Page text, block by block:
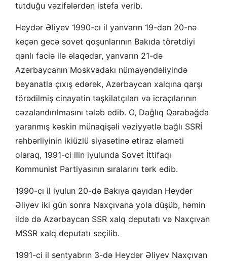
tutduğu vəzifələrdən istefa verib.
Heydər Əliyev 1990-cı il yanvarın 19-dan 20-nə
keçən gecə sovet qoşunlarının Bakıda törətdiyi
qanlı faciə ilə əlaqədar, yanvarın 21-də
Azərbaycanın Moskvadakı nümayəndəliyində
bəyanatla çıxış edərək, Azərbaycan xalqına qarşı
törədilmiş cinayətin təşkilatçıları və icraçılarının
cəzalandırılmasını tələb edib. O, Dağlıq Qarabağda
yaranmış kəskin münaqişəli vəziyyətlə bağlı SSRİ
rəhbərliyinin ikiüzlü siyasətinə etiraz əlaməti
olaraq, 1991-ci ilin iyulunda Sovet İttifaqı
Kommunist Partiyasının sıralarını tərk edib.
1990-cı il iyulun 20-də Bakıya qayıdan Heydər
Əliyev iki gün sonra Naxçıvana yola düşüb, həmin
ildə də Azərbaycan SSR xalq deputatı və Naxçıvan
MSSR xalq deputatı seçilib.
1991-ci il sentyabrın 3-də Heydər Əliyev Naxçıvan